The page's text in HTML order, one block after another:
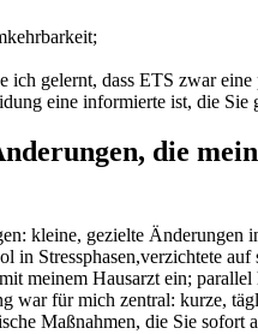
ich gelernt, dass ETS ‍zwar‍
eine informierte⁢ ist, die
⁢die
kleine, gezielte
Stressphasen,verzichtete
meinem Hausarzt ein;
war für mich zentral:⁢ kurze,
Maßnahmen, die Sie sofort